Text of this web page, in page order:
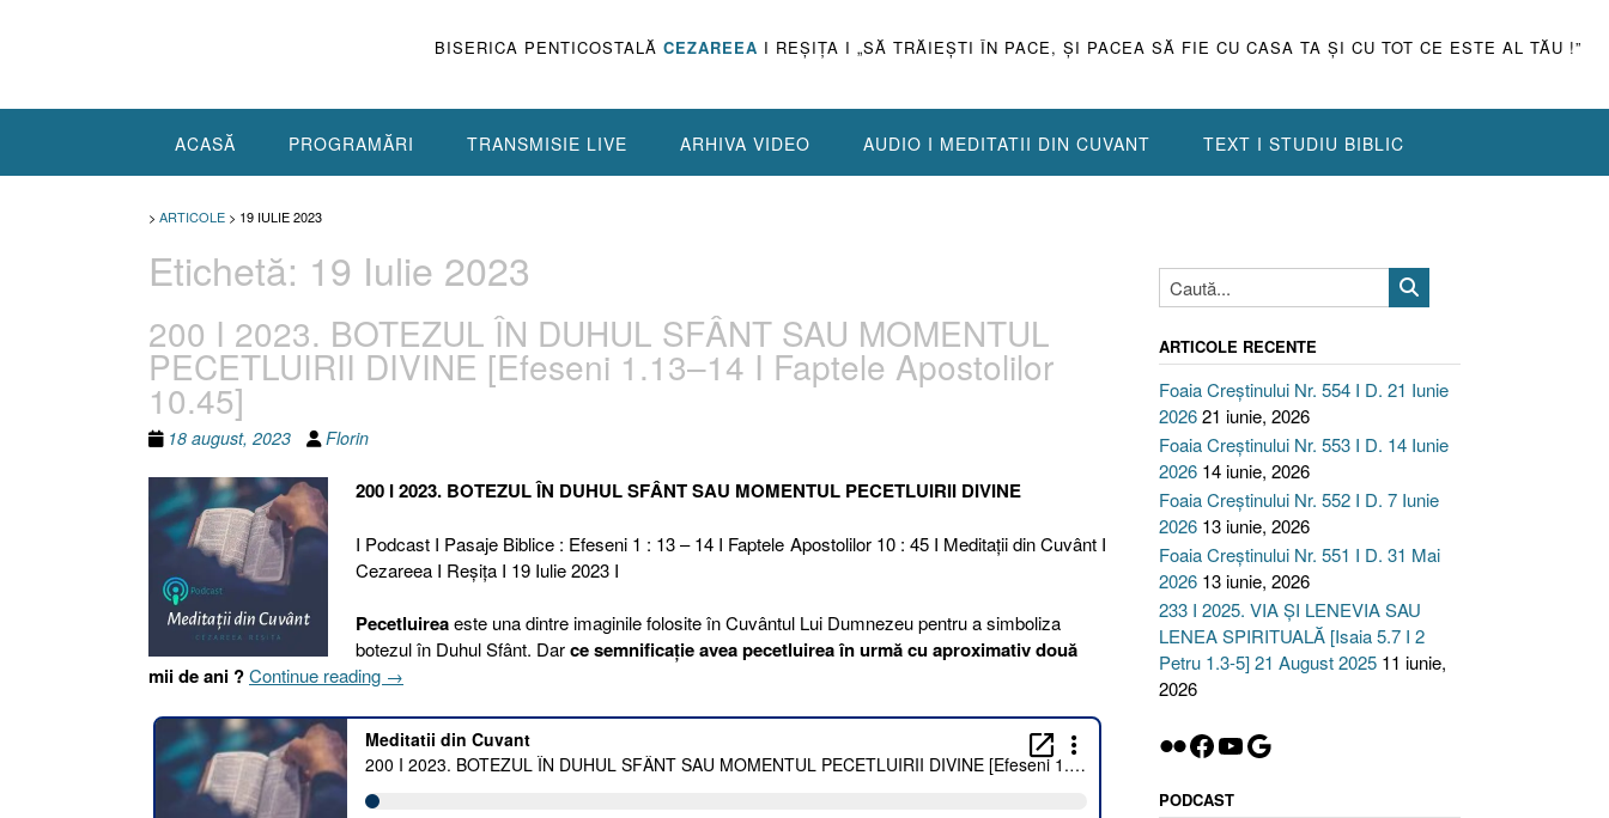
BISERICA PENTICOSTALĂ CEZAREEA I REŞIŢA I „SĂ TRĂIEŞTI ÎN PACE, ŞI PACEA SĂ FIE CU CASA TA ŞI CU TOT CE ESTE AL TĂU !”
ACASĂ PROGRAMĂRI TRANSMISIE LIVE ARHIVA VIDEO AUDIO I MEDITATII DIN CUVANT TEXT I STUDIU BIBLIC
> ARTICOLE > 19 IULIE 2023
Etichetă: 19 Iulie 2023
200 I 2023. BOTEZUL ÎN DUHUL SFÂNT SAU MOMENTUL
PECETLUIRII DIVINE [Efeseni 1.13–14 I Faptele Apostolilor
10.45]
18 august, 2023 Florin
200 I 2023. BOTEZUL ÎN DUHUL SFÂNT SAU MOMENTUL PECETLUIRII DIVINE
I Podcast I Pasaje Biblice : Efeseni 1 : 13 – 14 I Faptele Apostolilor 10 : 45 I Meditaţii din Cuvânt I
Cezareea I Reşiţa I 19 Iulie 2023 I
Pecetluireaeste una dintre imaginile folosite în Cuvântul Lui Dumnezeu pentru a simboliza
botezul în Duhul Sfânt. Darce semnificație avea pecetluirea în urmă cu aproximativ două
mii de ani ?Continue reading „200
2023.
BOTEZUL
ÎN
→
ARTICOLE RECENTE
Foaia Creștinului Nr. 554 I D. 21 Iunie
202621 iunie, 2026
Foaia Creștinului Nr. 553 I D. 14 Iunie
2026 14 iunie, 2026
Foaia Creștinului Nr. 552 I D. 7 Iunie
2026 13 iunie, 2026
Foaia Creștinului Nr. 551 I D. 31 Mai
2026 13 iunie, 2026
233 I 2025. VIA ȘI LENEVIA SAU
LENEA SPIRITUALĂ [Isaia 5.7 I 2
Petru 1.3-5] 21 August 2025 11 iunie,
2026
Flickr
Facebook
YouTube
Google
PODCAST